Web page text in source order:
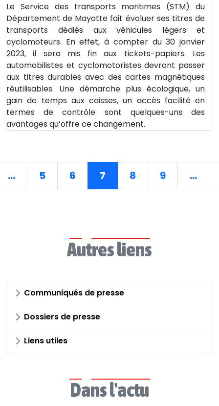
Le Service des transports maritimes (STM) du
Département de Mayotte fait évoluer ses titres de
transports dédiés aux véhicules légers et
cyclomoteurs. En effet, à compter du 30 janvier
2023, il sera mis fin aux tickets-papiers. Les
automobilistes et cyclomotoristes devront passer
aux titres durables avec des cartes magnétiques
réutilisables. Une démarche plus écologique, un
gain de temps aux caisses, un accès facilité en
termes de contrôle sont quelques-uns des
avantages qu’offre ce changement.
... 5 6 7 8 9 ...
Autres liens
Communiqués de presse
Dossiers de presse
Liens utiles
Dans l'actu